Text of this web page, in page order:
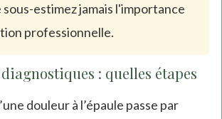
estimez jamais l'importance
professionnelle.
: quelles étapes
douleur à l’épaule passe par